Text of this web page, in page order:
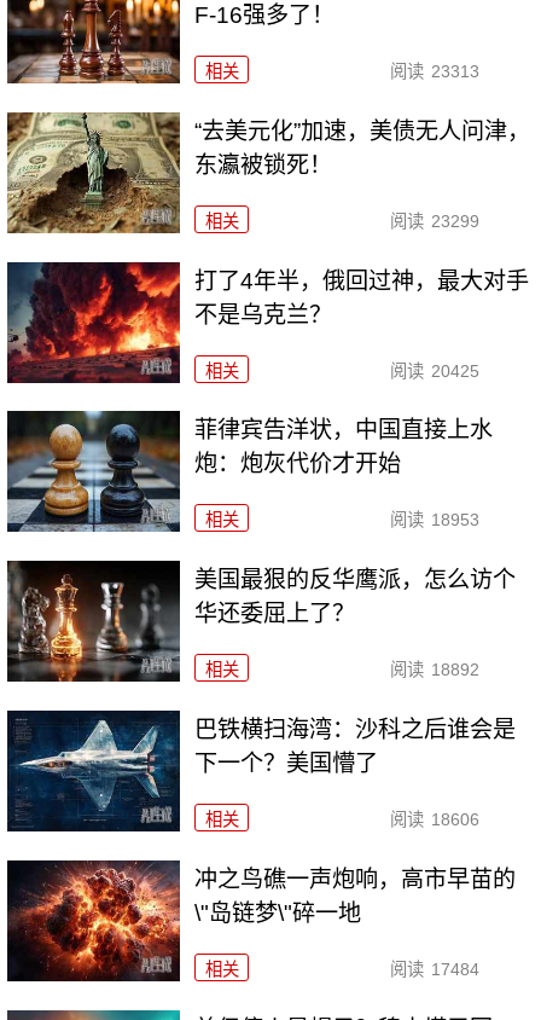
F-16强多了！
相关 阅读 23313
“去美元化”加速，美债无人问津，
东瀛被锁死！
相关 阅读 23299
打了4年半，俄回过神，最大对手
不是乌克兰？
相关 阅读 20425
菲律宾告洋状，中国直接上水
炮：炮灰代价才开始
相关 阅读 18953
美国最狠的反华鹰派，怎么访个
华还委屈上了？
相关 阅读 18892
巴铁横扫海湾：沙科之后谁会是
下一个？美国懵了
相关 阅读 18606
冲之鸟礁一声炮响，高市早苗的
\"岛链梦\"碎一地
相关 阅读 17484